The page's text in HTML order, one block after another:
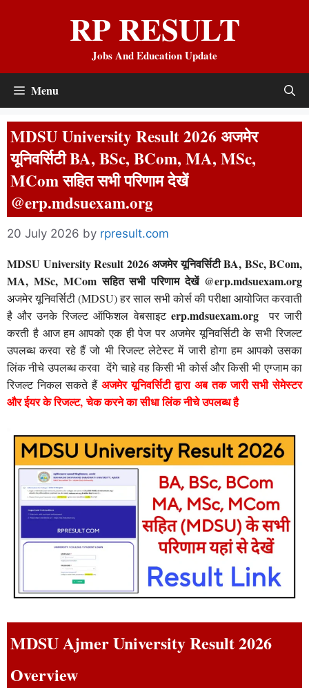
RP RESULT
Jobs And Education Update
Menu
MDSU University Result 2026 अजमेर
यूनिवर्सिटी BA, BSc, BCom, MA, MSc,
MCom सहित सभी परिणाम देखें
@erp.mdsuexam.org
20 July 2026 by rpresult.com
MDSU University Result 2026 अजमेर यूनिवर्सिटी BA, BSc, BCom,
MA, MSc, MCom सहित सभी परिणाम देखें @erp.mdsuexam.org
अजमेर यूनिवर्सिटी (MDSU) हर साल सभी कोर्स की परीक्षा आयोजित करवाती
है और उनके रिजल्ट ऑफिशल वेबसाइट erp.mdsuexam.org
पर जारी
करती है आज हम आपको एक ही पेज पर अजमेर यूनिवर्सिटी के सभी रिजल्ट
उपलब्ध करवा रहे हैं जो भी रिजल्ट लेटेस्ट में जारी होगा हम आपको उसका
लिंक नीचे उपलब्ध करवा देंगे चाहे वह किसी भी कोर्स और किसी भी एग्जाम का
रिजल्ट निकल सकते हैं अजमेरयूनिवर्सिटी द्वारा अब तक जारी सभी सेमेस्टर
और ईयर के रिजल्ट, चेक करने का सीधा लिंक नीचे उपलब्ध है
MDSU Ajmer University Result 2026
Overview